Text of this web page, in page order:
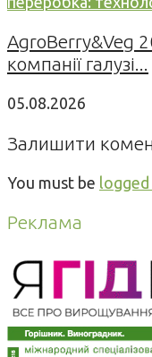
AgroBerry&Veg
компанії галузі...
05.08.2026
Залишити
You must be logged
Реклама